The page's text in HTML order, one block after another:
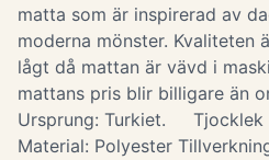
matta som är inspirerad av
moderna mönster. Kvaliteten
lågt då mattan är vävd i
mattans pris blir billigare än
Ursprung: Turkiet.
Material: Polyester